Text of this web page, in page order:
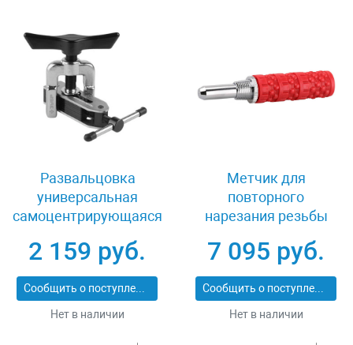
Развальцовка
универсальная
самоцентрирующаяся
23614-16
2 159 руб.
Сообщить о поступлении
Нет в наличии
Метчик для
повторного
нарезания резьбы
51635
7 095 руб.
Сообщить о поступлении
Нет в наличии